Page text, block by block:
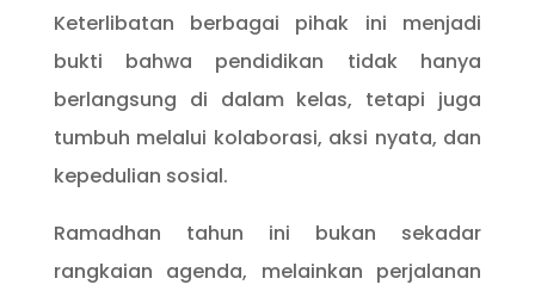
Keterlibatan berbagai pihak ini menjadi
bukti bahwa pendidikan tidak hanya
berlangsung di dalam kelas, tetapi juga
tumbuh melalui kolaborasi, aksi nyata, dan
kepedulian sosial.
Ramadhan tahun ini bukan sekadar
rangkaian agenda, melainkan perjalanan